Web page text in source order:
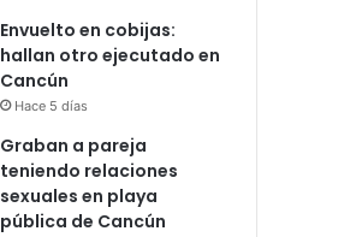
Envuelto en cobijas:
hallan otro ejecutado en
Cancún
Hace 5 días
Graban a pareja
teniendo relaciones
sexuales en playa
pública de Cancún